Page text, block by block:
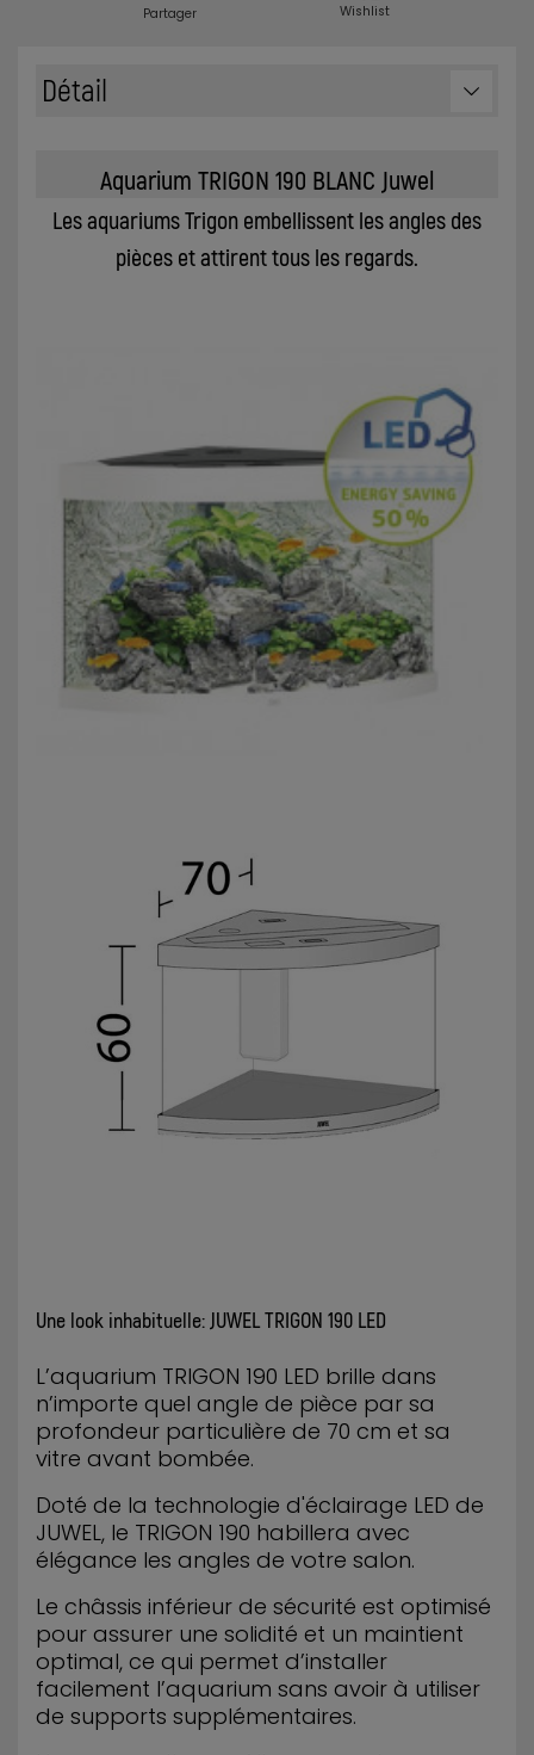
Partager Wishlist
Détail
Aquarium TRIGON 190 BLANC Juwel
Les aquariums Trigon embellissent les angles des
pièces et attirent tous les regards.
Une look inhabituelle: JUWEL TRIGON 190 LED
L’aquarium TRIGON 190 LED brille dans
n’importe quel angle de pièce par sa
profondeur particulière de 70 cm et sa
vitre avant bombée.
Doté de la technologie d'éclairage LED de
JUWEL, le TRIGON 190 habillera avec
élégance les angles de votre salon.
Le châssis inférieur de sécurité est optimisé
pour assurer une solidité et un maintient
optimal, ce qui permet d’installer
facilement l’aquarium sans avoir à utiliser
de supports supplémentaires.